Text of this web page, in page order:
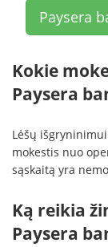
Paysera
Kokie
Paysera
Lėšų
mokestis nuo
sąskaitą yra
Ką reikia
Paysera